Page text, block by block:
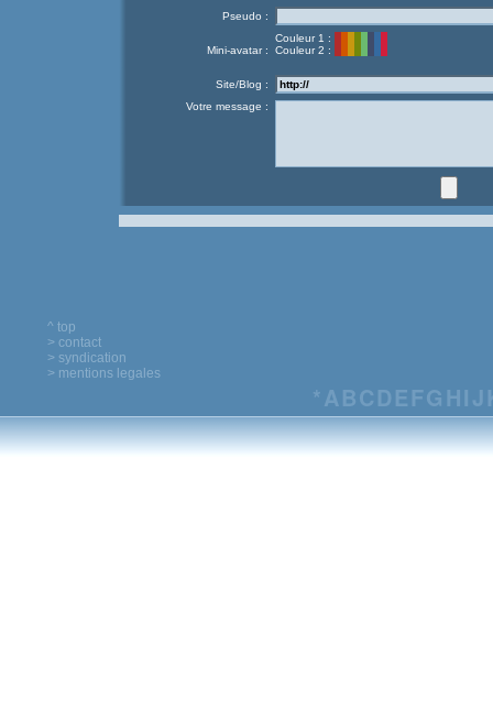
Pseudo :
Mini-avatar :
Couleur 1 :
Couleur 2 :
Site/Blog :
Votre message :
^ top
> contact
> syndication
> mentions legales
*ABCDEFG HIJ